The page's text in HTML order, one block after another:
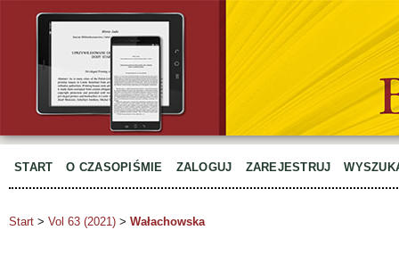
START O CZASOPIŚMIE ZALOGUJ ZAREJESTRUJ
Start > Vol 63 (2021) > Wałachowska